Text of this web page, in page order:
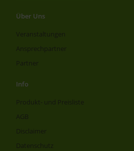
Über Uns
Veranstaltungen
Ansprechpartner
Partner
Info
Produkt- und Preisliste
AGB
Disclaimer
Datenschutz